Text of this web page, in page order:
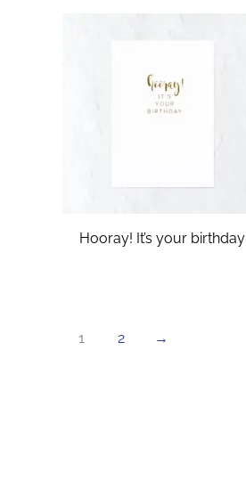
Hooray! It’s your birthday
1 2 →